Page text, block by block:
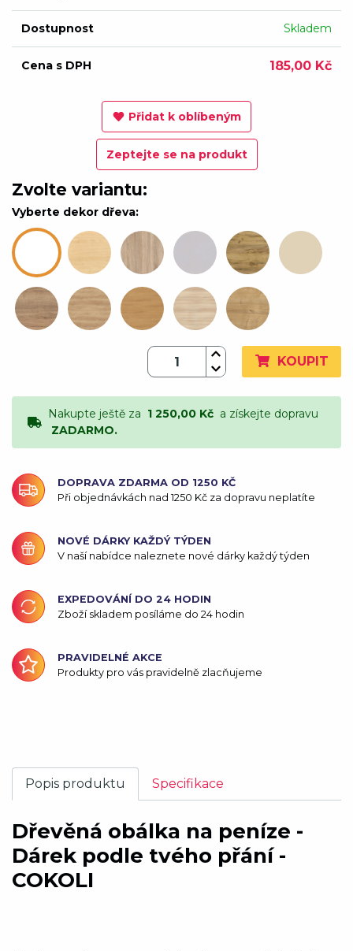
Dostupnost Skladem
Cena s DPH 185,00 Kč
Přidat k oblíbeným
Zeptejte se na produkt
Zvolte variantu:
Vyberte dekor dřeva:
KOUPIT
Nakupte ještě za 1 250,00 Kč a získejte dopravu
ZADARMO.
DOPRAVA ZDARMA OD 1250 KČ
Při objednávkách nad 1250 Kč za dopravu neplatíte
NOVÉ DÁRKY KAŽDÝ TÝDEN
V naší nabídce naleznete nové dárky každý týden
EXPEDOVÁNÍ DO 24 HODIN
Zboží skladem posíláme do 24 hodin
PRAVIDELNÉ AKCE
Produkty pro vás pravidelně zlacňujeme
Popis produktu Specifikace
Dřevěná obálka na peníze -
Dárek podle tvého přání -
COKOLI